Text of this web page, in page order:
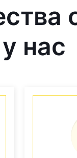
нас